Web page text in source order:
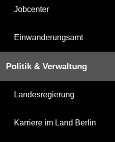
Jobcenter
Einwanderungsamt
Politik & Verwaltung
Landesregierung
Karriere im Land Berlin